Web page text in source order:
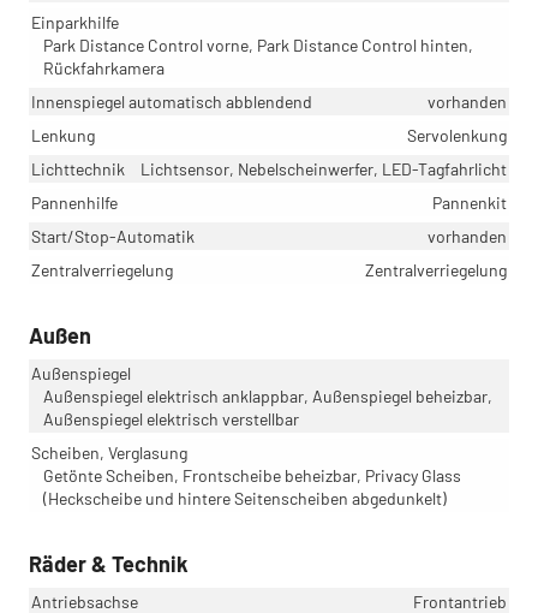
Einparkhilfe
Park Distance Control vorne, Park Distance Control hinten,
Rückfahrkamera
Innenspiegel automatisch abblendend
vorhanden
Lenkung
Servolenkung
Lichttechnik
Lichtsensor, Nebelscheinwerfer, LED-Tagfahrlicht
Pannenhilfe
Pannenkit
Start/Stop-Automatik
vorhanden
Zentralverriegelung
Zentralverriegelung
Außen
Außenspiegel
Außenspiegel elektrisch anklappbar, Außenspiegel beheizbar,
Außenspiegel elektrisch verstellbar
Scheiben, Verglasung
Getönte Scheiben, Frontscheibe beheizbar, Privacy Glass
(Heckscheibe und hintere Seitenscheiben abgedunkelt)
Räder & Technik
Antriebsachse
Frontantrieb